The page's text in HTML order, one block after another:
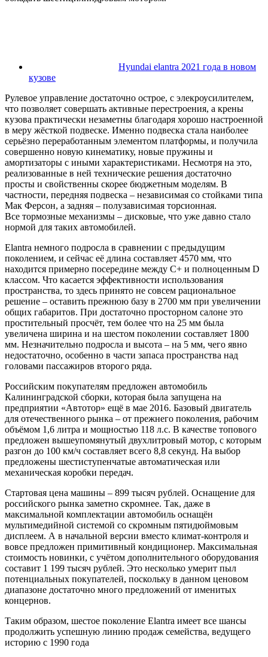
Hyundai elantra 2021 года в новом
кузове
Рулевое управление достаточно острое, с элекроусилителем,
что позволяет совершать активные перестроения, а крены
кузова практически незаметны благодаря хорошо настроенной
в меру жёсткой подвеске. Именно подвеска стала наиболее
серьёзно переработанным элементом платформы, и получила
совершенно новую кинематику, новые пружины и
амортизаторы с иными характеристиками. Несмотря на это,
реализованные в ней технические решения достаточно
просты и свойственны скорее бюджетным моделям. В
частности, передняя подвеска – независимая со стойками типа
Мак Ферсон, а задняя – полузависимая торсионная.
Все тормозные механизмы – дисковые, что уже давно стало
нормой для таких автомобилей.
Elantra немного подросла в сравнении с предыдущим
поколением, и сейчас её длина составляет 4570 мм, что
находится примерно посередине между C+ и полноценным D
классом. Что касается эффективности использования
пространства, то здесь принято не совсем рациональное
решение – оставить прежнюю базу в 2700 мм при увеличении
общих габаритов. При достаточно просторном салоне это
простительный просчёт, тем более что на 25 мм была
увеличена ширина и на шестом поколении составляет 1800
мм. Незначительно подросла и высота – на 5 мм, чего явно
недостаточно, особенно в части запаса пространства над
головами пассажиров второго ряда.
Российским покупателям предложен автомобиль
Калининградской сборки, которая была запущена на
предприятии «Автотор» ещё в мае 2016. Базовый двигатель
для отечественного рынка – от прежнего поколения, рабочим
объёмом 1,6 литра и мощностью 118 л.с. В качестве топового
предложен вышеупомянутый двухлитровый мотор, с которым
разгон до 100 км/ч составляет всего 8,8 секунд. На выбор
предложены шестиступенчатые автоматическая или
механическая коробки передач.
Стартовая цена машины – 899 тысяч рублей. Оснащение для
российского рынка заметно скромнее. Так, даже в
максимальной комплектации автомобиль оснащён
мультимедийной системой со скромным пятидюймовым
дисплеем. А в начальной версии вместо климат-контроля и
вовсе предложен примитивный кондиционер. Максимальная
стоимость новинки, с учётом дополнительного оборудования
составит 1 199 тысяч рублей. Это несколько умерит пыл
потенциальных покупателей, поскольку в данном ценовом
диапазоне достаточно много предложений от именитых
концернов.
Таким образом, шестое поколение Elantra имеет все шансы
продолжить успешную линию продаж семейства, ведущего
историю с 1990 года